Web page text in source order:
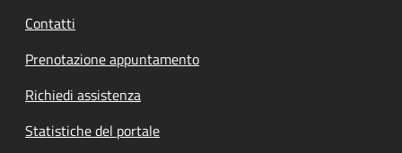
Contatti
Prenotazione appuntamento
Richiedi assistenza
Statistiche del portale